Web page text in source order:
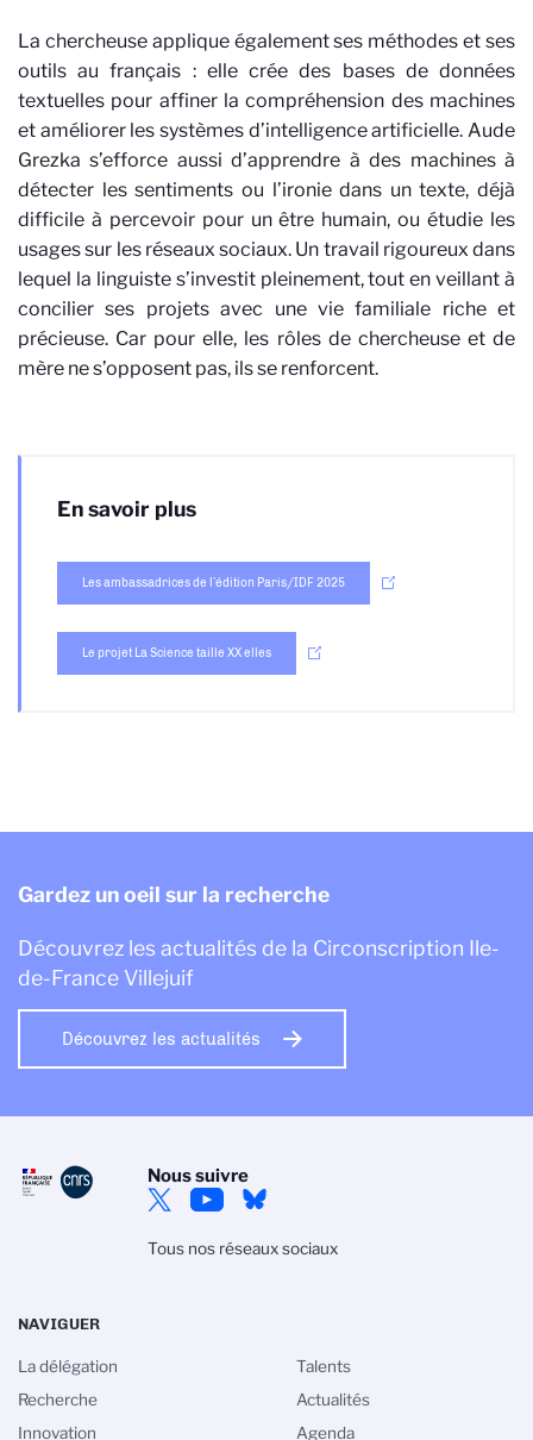
La chercheuse applique également ses méthodes et ses
outils au français : elle crée des bases de données
textuelles pour affiner la compréhension des machines
et améliorer les systèmes d’intelligence artificielle. Aude
Grezka s’efforce aussi d’apprendre à des machines à
détecter les sentiments ou l’ironie dans un texte, déjà
difficile à percevoir pour un être humain, ou étudie les
usages sur les réseaux sociaux. Un travail rigoureux dans
lequel la linguiste s’investit pleinement, tout en veillant à
concilier ses projets avec une vie familiale riche et
précieuse. Car pour elle, les rôles de chercheuse et de
mère ne s’opposent pas, ils se renforcent.
En savoir plus
Les ambassadrices de l’édition Paris/IDF 2025
Le projet La Science taille XX elles
Gardez un oeil sur la recherche
Découvrez les actualités de la Circonscription Ile-
de-France Villejuif
Découvrez les actualités
Nous suivre
Tous nos réseaux sociaux
NAVIGUER
La délégation
Recherche
Innovation
Talents
Actualités
Agenda